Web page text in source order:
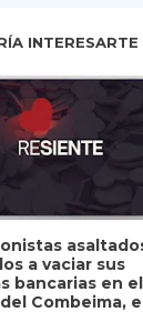
INTERESARTE
a vaciar sus
bancarias en el
Combeima,